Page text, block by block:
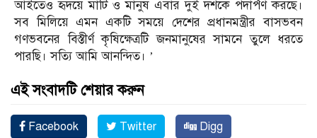
আইতেও হৃদয়ে মাটি ও মানুষ এবার দুই দশকে পদার্পণ করছে।
সব মিলিয়ে এমন একটি সময়ে দেশের প্রধানমন্ত্রীর বাসভবন
গণভবনের বিস্তীর্ণ কৃষিক্ষেত্রটি জনমানুষের সামনে তুলে ধরতে
পারছি। সত্যি আমি আনন্দিত। ’
এই সংবাদটি শেয়ার করুন
Facebook Twitter Digg